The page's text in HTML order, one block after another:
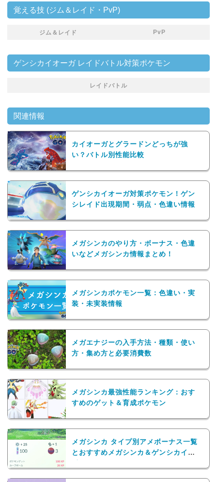
覚える技 (ジム＆レイド・PvP)
ジム＆レイド PvP
ゲンシカイオーガ レイドバトル対策ポケモン
レイドバトル
関連情報
カイオーガとグラードンどっちが強
い？バトル別性能比較
ゲンシカイオーガ対策ポケモン！ゲン
シレイド出現期間・弱点・色違い情報
メガシンカのやり方・ボーナス・色違
いなどメガシンカ情報まとめ！
メガシンカポケモン一覧：色違い・実
装・未実装情報
メガエナジーの入手方法・種類・使い
方・集め方と必要消費数
メガシンカ最強性能ランキング：おす
すめのゲット＆育成ポケモン
メガシンカ タイプ別アメボーナス一覧
とおすすめメガシンカ＆ゲンシカイキ